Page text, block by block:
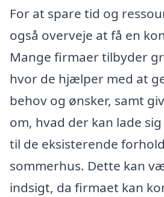
For at spare tid og
også overveje at få en
Mange firmaer tilbyder
hvor de hjælper med at
behov og ønsker, samt
om, hvad der kan lade
til de eksisterende
sommerhus. Dette kan
indsigt, da firmaet kan